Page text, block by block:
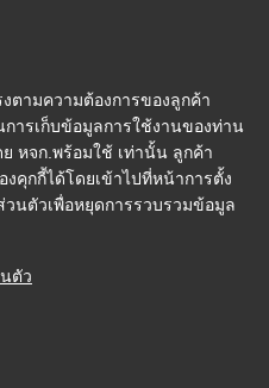
ตามความต้องการของลูกค้า
ารเก็บข้อมูลการใช้งานของท่าน
หจก.พร้อมใช้ เท่านั้น ลูกค้า
คุกกี้ได้โดยเข้าไปที่หน้าการตั้ง
นตัวเพื่อหยุดการรวบรวมข้อมูล
ตัว